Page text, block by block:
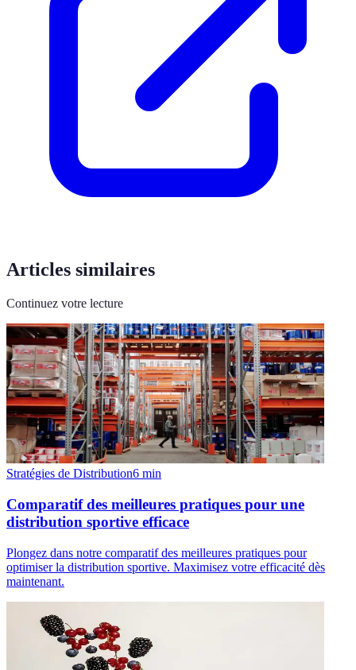
Articles similaires
Continuez votre lecture
Stratégies de Distribution6 min
Comparatif des meilleures pratiques pour une
distribution sportive efficace
Plongez dans notre comparatif des meilleures pratiques pour
optimiser la distribution sportive. Maximisez votre efficacité dès
maintenant.